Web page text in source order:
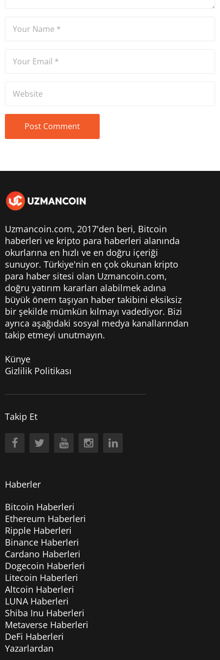
Uzmancoin.com, 2017'den beri, Bitcoin
haberleri ve kripto para haberleri alanında
okurlarına en hızlı ve en doğru içeriği
sunuyor. Türkiye'nin en çok okunan kripto
para haber sitesi olan Uzmancoin.com,
doğru yatırım kararları alabilmek adına
büyük önem taşıyan haber takibini eksiksiz
bir şekilde mümkün kılmayı vadediyor. Bizi
ayrıca aşağıdaki sosyal medya kanallarından
takip etmeyi unutmayın.
Künye
Gizlilik Politikası
Takip Et
Haberler
Bitcoin Haberleri
Ethereum Haberleri
Ripple Haberleri
Binance Haberleri
Cardano Haberleri
Dogecoin Haberleri
Litecoin Haberleri
Altcoin Haberleri
LUNA Haberleri
Shiba Inu Haberleri
Metaverse Haberleri
DeFi Haberleri
Yazarlardan